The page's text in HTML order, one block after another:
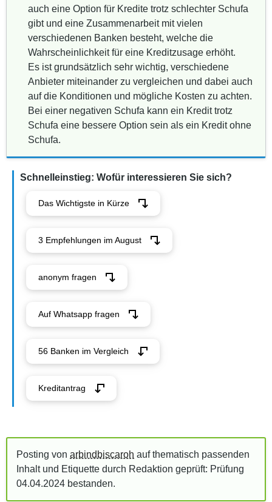
auch eine Option für Kredite trotz schlechter Schufa
gibt und eine Zusammenarbeit mit vielen
verschiedenen Banken besteht, welche die
Wahrscheinlichkeit für eine Kreditzusage erhöht.
Es ist grundsätzlich sehr wichtig, verschiedene
Anbieter miteinander zu vergleichen und dabei auch
auf die Konditionen und mögliche Kosten zu achten.
Bei einer negativen Schufa kann ein Kredit trotz
Schufa eine bessere Option sein als ein Kredit ohne
Schufa.
Schnelleinstieg: Wofür interessieren Sie sich?
Das Wichtigste in Kürze
3 Empfehlungen im August
anonym fragen
Auf Whatsapp fragen
56 Banken im Vergleich
Kreditantrag
Posting von arbindbiscaroh auf thematisch passenden
Inhalt und Etiquette durch Redaktion geprüft: Prüfung
04.04.2024 bestanden.